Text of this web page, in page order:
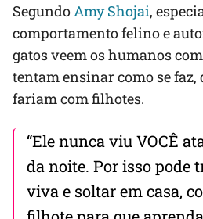
SegundoAmy Shojai,
comportamento felino e
gatos veem os humanos
tentam ensinar como se faz,
fariam com filhotes.
“Ele nunca viu VOCÊ
da noite. Por isso pode
viva e soltar em casa,